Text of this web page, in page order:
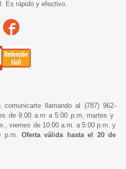
Es rápido y efectivo.
comunicarte llamando al (787) 962-
de 9:00 a.m a 5:00 p.m, martes y
viernes de 10:00 a.m. a 5:00 p.m. y
p.m. Oferta válida hasta el 20 de